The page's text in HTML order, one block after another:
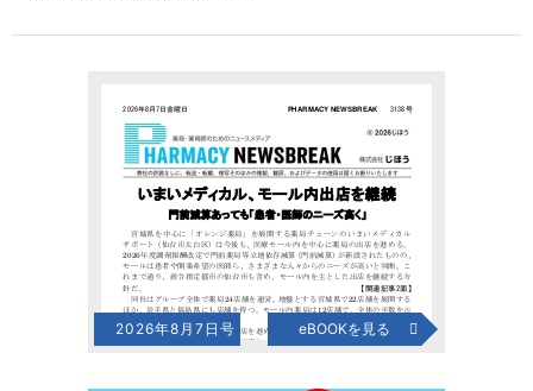
2026年8月7日号 eBOOKを見る